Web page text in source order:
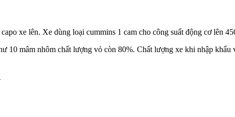
xe lên. Xe dùng loại cummins 1 cam cho công suất động cơ lên
10 mâm nhôm chất lượng vỏ còn 80%. Chất lượng xe khi nhập